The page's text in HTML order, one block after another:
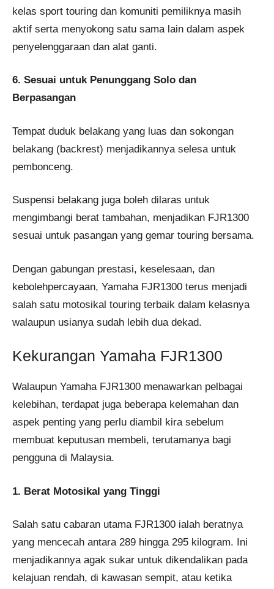
kelas sport touring dan komuniti pemiliknya masih
aktif serta menyokong satu sama lain dalam aspek
penyelenggaraan dan alat ganti.
6. Sesuai untuk Penunggang Solo dan
Berpasangan
Tempat duduk belakang yang luas dan sokongan
belakang (backrest) menjadikannya selesa untuk
pembonceng.
Suspensi belakang juga boleh dilaras untuk
mengimbangi berat tambahan, menjadikan FJR1300
sesuai untuk pasangan yang gemar touring bersama.
Dengan gabungan prestasi, keselesaan, dan
kebolehpercayaan, Yamaha FJR1300 terus menjadi
salah satu motosikal touring terbaik dalam kelasnya
walaupun usianya sudah lebih dua dekad.
Kekurangan Yamaha FJR1300
Walaupun Yamaha FJR1300 menawarkan pelbagai
kelebihan, terdapat juga beberapa kelemahan dan
aspek penting yang perlu diambil kira sebelum
membuat keputusan membeli, terutamanya bagi
pengguna di Malaysia.
1. Berat Motosikal yang Tinggi
Salah satu cabaran utama FJR1300 ialah beratnya
yang mencecah antara 289 hingga 295 kilogram. Ini
menjadikannya agak sukar untuk dikendalikan pada
kelajuan rendah, di kawasan sempit, atau ketika